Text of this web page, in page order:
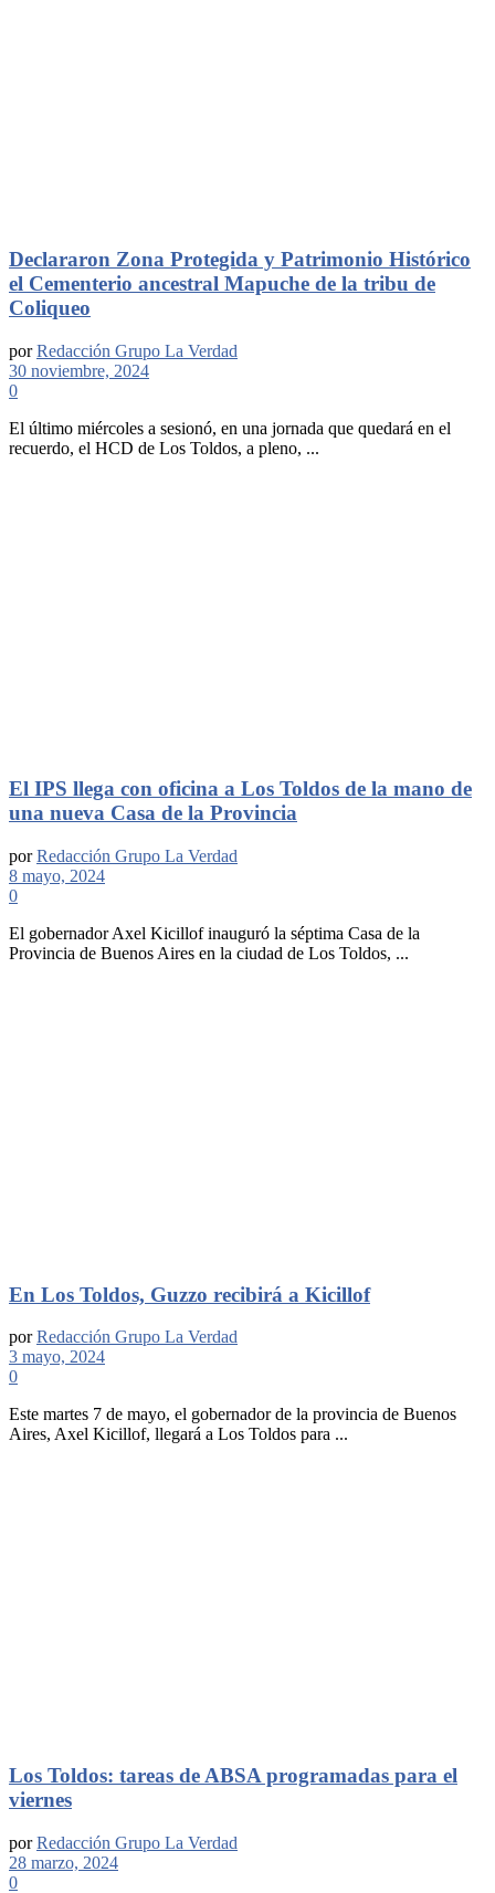
Declararon Zona Protegida y Patrimonio Histórico
el Cementerio ancestral Mapuche de la tribu de
Coliqueo
por Redacción Grupo La Verdad
30 noviembre, 2024
0
El último miércoles a sesionó, en una jornada que quedará en el
recuerdo, el HCD de Los Toldos, a pleno, ...
El IPS llega con oficina a Los Toldos de la mano de
una nueva Casa de la Provincia
por Redacción Grupo La Verdad
8 mayo, 2024
0
El gobernador Axel Kicillof inauguró la séptima Casa de la
Provincia de Buenos Aires en la ciudad de Los Toldos, ...
En Los Toldos, Guzzo recibirá a Kicillof
por Redacción Grupo La Verdad
3 mayo, 2024
0
Este martes 7 de mayo, el gobernador de la provincia de Buenos
Aires, Axel Kicillof, llegará a Los Toldos para ...
Los Toldos: tareas de ABSA programadas para el
viernes
por Redacción Grupo La Verdad
28 marzo, 2024
0